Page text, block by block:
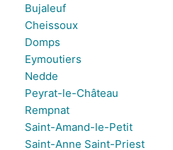
Bujaleuf
Cheissoux
Domps
Eymoutiers
Nedde
Peyrat-le-Château
Rempnat
Saint-Amand-le-Petit
Saint-Anne Saint-Priest